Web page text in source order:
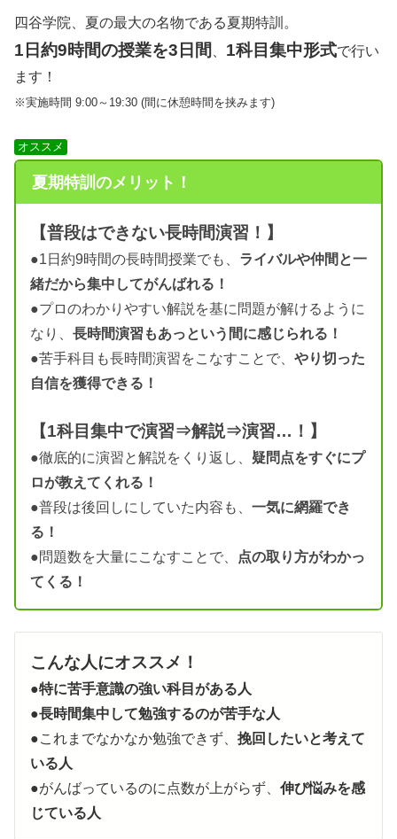
四谷学院、夏の最大の名物である夏期特訓。
1日約9時間の授業を3日間 1科目集中形式で行い
ます！
※実施時間 9:00～19:30 (間に休憩時間を挟みます)
オススメ
夏期特訓のメリット！
【普段はできない長時間演習！】
●1日約9時間の長時間授業でも、 ライバルや仲間と一
緒だから集中してがんばれる！
●プロのわかりやすい解説を基に問題が解けるように
なり、 長時間演習もあっという間に感じられる！
●苦手科目も長時間演習をこなすことで、 やり切った
自信を獲得できる！
【1科目集中で演習⇒解説⇒演習…！】
●徹底的に演習と解説をくり返し、 疑問点をすぐにプ
ロが教えてくれる！
●普段は後回しにしていた内容も、 一気に網羅でき
る！
●問題数を大量にこなすことで、
点の取り方がわかっ
てくる！
こんな人にオススメ！
●特に苦手意識の強い科目がある人
●長時間集中して勉強するのが苦手な人
●これまでなかなか勉強できず、 挽回したいと考えて
いる人
●がんばっているのに点数が上がらず、 伸び悩みを感
じている人